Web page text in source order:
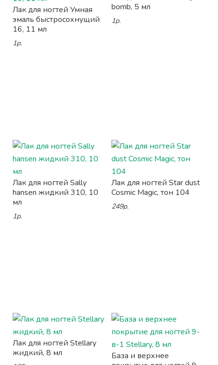
Лак для ногтей Умная
эмаль быстросохнущий
16, 11 мл
1р.
bomb, 5 мл
1р.
Лак для ногтей Sally
hansen жидкий 310, 10
мл
1р.
Лак для ногтей Star dust
Cosmic Magic, тон 104
249р.
Лак для ногтей Stellary
жидкий, 8 мл
База и верхнее